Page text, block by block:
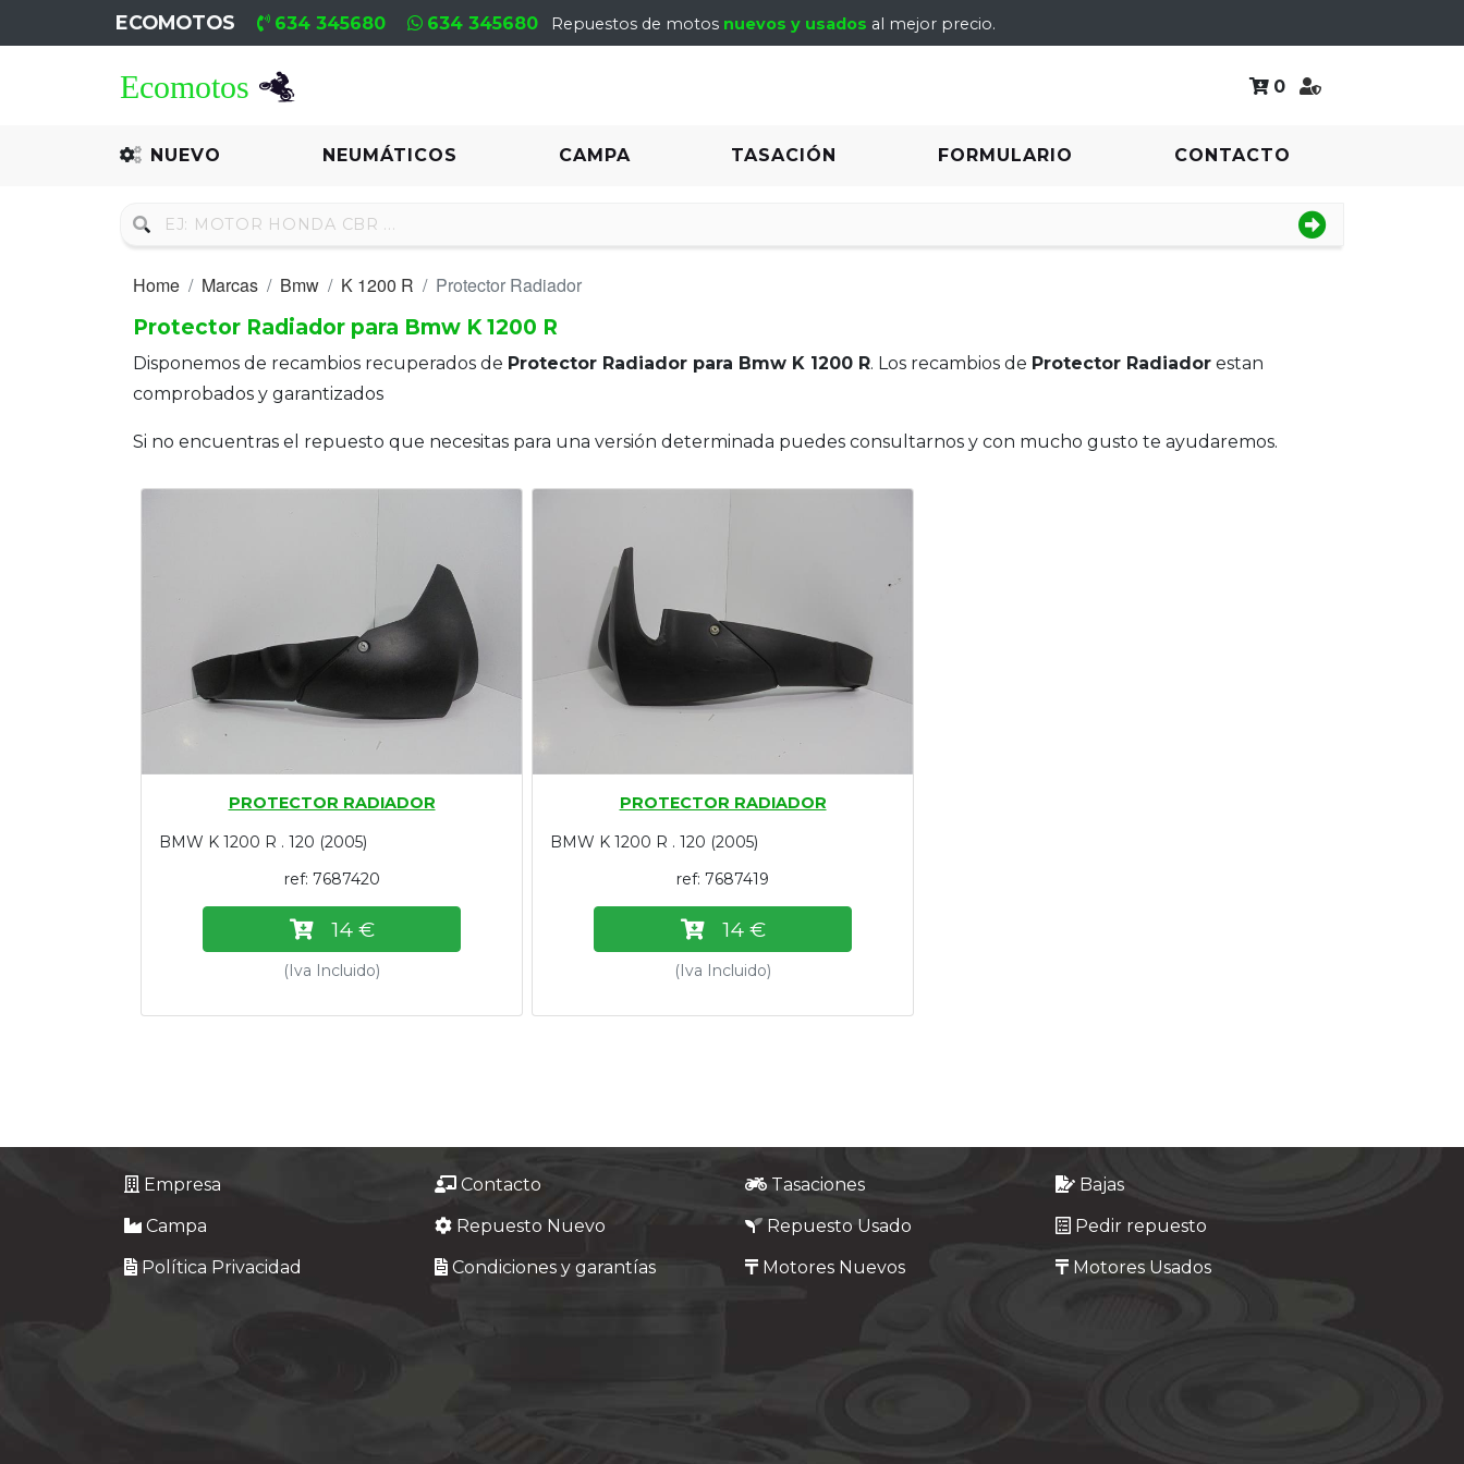
ECOMOTOS 634 345680 634 345680 Repuestos de motos nuevos y usados al mejor precio.
0
NUEVO NEUMÁTICOS CAMPA TASACIÓN FORMULARIO CONTACTO
Recambio
Neumáticos
Motores
Motores
Home Marcas Bmw K 1200 R
Protector Radiador
Protector Radiador para Bmw K 1200 R
Disponemos de recambios recuperados de Protector Radiador para Bmw K 1200 R. Los recambios de Protector Radiador estan
comprobados y garantizados
Si no encuentras el repuesto que necesitas para una versión determinada puedes consultarnos y con mucho gusto te ayudaremos.
PROTECTOR RADIADOR
BMW K 1200 R . 120 (2005)
ref: 7687420
14 €
(Iva Incluido)
PROTECTOR RADIADOR
BMW K 1200 R . 120 (2005)
ref: 7687419
14 €
(Iva Incluido)
Empresa Contacto Tasaciones
Bajas
Campa
Repuesto Nuevo Repuesto Usado
Pedir repuesto
Política Privacidad
Condiciones y garantías Motores Nuevos Motores Usados